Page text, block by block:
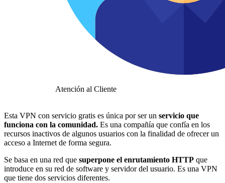
Atención al Cliente
Esta VPN con servicio gratis es única por ser un servicio que
funciona con la comunidad. Es una compañía que confía en los
recursos inactivos de algunos usuarios con la finalidad de ofrecer un
acceso a Internet de forma segura.
Se basa en una red que superpone el enrutamiento HTTP que
introduce en su red de software y servidor del usuario. Es una VPN
que tiene dos servicios diferentes.